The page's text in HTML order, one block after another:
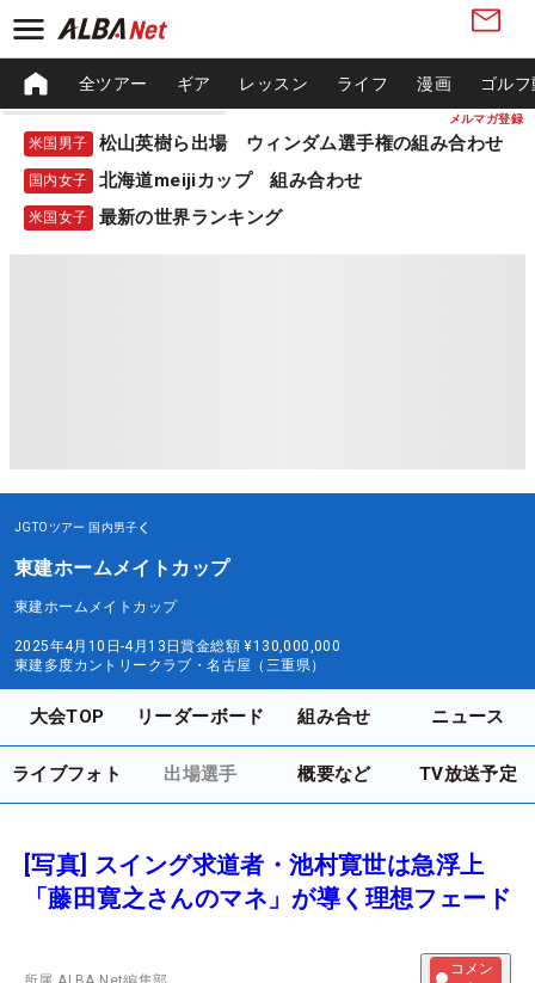
メルマガ登録
全ツアー ギア レッスン ライフ 漫画 ゴル
米国男子 松山英樹ら出場 ウィンダム選手権の組み合わせ
国内女子 北海道meijiカップ 組み合わせ
米国女子 最新の世界ランキング
JGTOツアー 国内男子
東建ホームメイトカップ
東建ホームメイトカップ
2025年4月10日-4月13日賞金総額 ¥130,000,000
東建多度カントリークラブ・名古屋（三重県）
大会TOP リーダーボード 組み合せ ニュース
ライブフォト 出場選手 概要など TV放送予定
[写真] スイング求道者・池村寛世は急浮上
「藤田寛之さんのマネ」が導く理想フェード
コメン